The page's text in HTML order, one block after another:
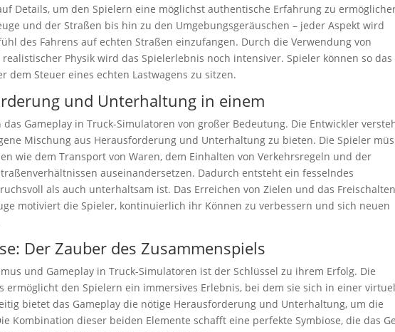
Details, um den Spielern eine möglichst authentische Erfahrung zu
und der Straßen bis hin zu den Umgebungsgeräuschen – jeder Aspekt wird
des Fahrens auf echten Straßen einzufangen. Durch die Verwendung von
Physik wird das Spielerlebnis noch intensiver. Spieler können so das
dem Steuer eines echten Lastwagens zu sitzen.
und Unterhaltung in einem
Gameplay in Truck-Simulatoren von großer Bedeutung. Die Entwickler
Mischung aus Herausforderung und Unterhaltung zu bieten. Die Spieler
wie dem Transport von Waren, dem Einhalten von Verkehrsregeln und der
auseinandersetzen. Dadurch entsteht ein fesselndes
als auch unterhaltsam ist. Das Erreichen von Zielen und das Freischalten
motiviert die Spieler, kontinuierlich ihr Können zu verbessern und sich neuen
Der Zauber des Zusammenspiels
und Gameplay in Truck-Simulatoren ist der Schlüssel zu ihrem Erfolg. Die
ermöglicht den Spielern ein immersives Erlebnis, bei dem sie sich in einer
bietet das Gameplay die nötige Herausforderung und Unterhaltung, um die
Kombination dieser beiden Elemente schafft eine perfekte Symbiose, die das